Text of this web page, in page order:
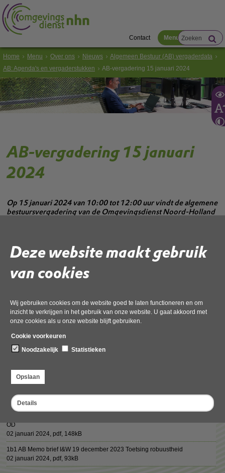
Deze website maakt gebruik
van cookies
Wij gebruiken cookies om de website goed te laten functioneren en om
inzicht te verkrijgen in het gebruik van onze website. U gaat akkoord met
onze cookies als u onze website blijft gebruiken.
Cookie voorkeuren
Noodzakelijk
Statistieken
Opslaan
Details
Contact Menu
Home Menu Over ons Nieuws
Algemeen Bestuur (AB) vergaderdata
AB: Agenda's en vergaderstukken
AB-vergadering 15 januari 2024
AB-vergadering 15 januari
2024
Op 15 januari 2024 van 10:00 tot 12:00 uur vindt de algemene
bestuursvergadering van de Omgevingsdienst Noord-Holland
Vergaderstukken AB 15 januari 2024
02 januari 2024,
02 januari 2024,
OD
02 januari 2024, pdf, 148kB
1b1 AB Memo brief I&W 19 december 2023 Toetsing robuustheid
02 januari 2024, pdf, 93kB